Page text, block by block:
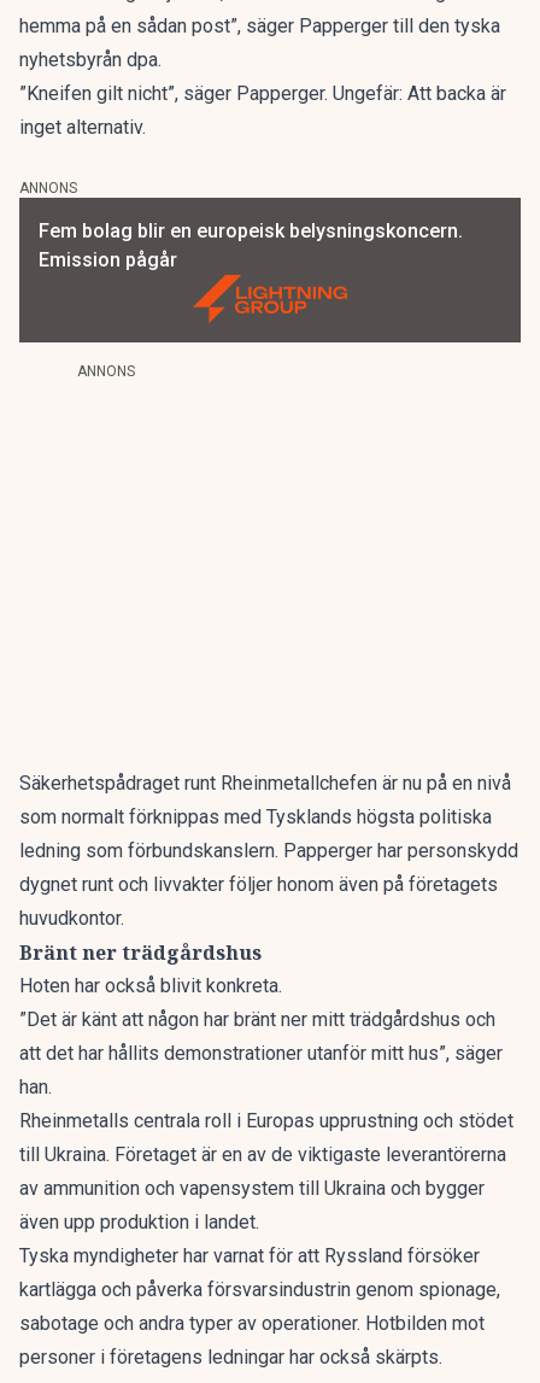
hemma på en sådan post”, säger Papperger till den tyska
nyhetsbyrån dpa.
”Kneifen gilt nicht”, säger Papperger. Ungefär: Att backa är
inget alternativ.
ANNONS
Fem bolag blir en europeisk belysningskoncern.
Emission pågår
ANNONS
Säkerhetspådraget runt Rheinmetallchefen är nu på en nivå
som normalt förknippas med Tysklands högsta politiska
ledning som förbundskanslern. Papperger har personskydd
dygnet runt och livvakter följer honom även på företagets
huvudkontor.
Bränt ner trädgårdshus
Hoten har också blivit konkreta.
”Det är känt att någon har bränt ner mitt trädgårdshus och
att det har hållits demonstrationer utanför mitt hus”, säger
han.
Rheinmetalls centrala roll i Europas upprustning och stödet
till Ukraina. Företaget är en av de viktigaste leverantörerna
av ammunition och vapensystem till Ukraina och bygger
även upp produktion i landet.
Tyska myndigheter har varnat för att Ryssland försöker
kartlägga och påverka försvarsindustrin genom spionage,
sabotage och andra typer av operationer. Hotbilden mot
personer i företagens ledningar har också skärpts.